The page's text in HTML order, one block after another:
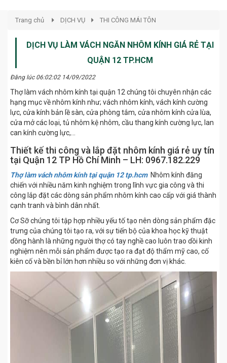
Trang chủ DỊCH VỤ THI CÔNG MÁI TÔN
DỊCH VỤ LÀM VÁCH NGĂN NHÔM KÍNH GIÁ RẺ TẠI
QUẬN 12 TP.HCM
Đăng lúc 06:02:02 14/09/2022
Thợ làm vách nhôm kính tại quận 12 chúng tôi chuyên nhận các
hạng mục về nhôm kính như; vách nhôm kính, vách kính cường
lực, cửa kính bản lề sàn, cửa phòng tắm, cửa nhôm kính cửa lùa,
cửa mở các loại, tủ nhôm kệ nhôm, cầu thang kính cường lực, lan
can kính cường lực,...
Thiết kế thi công và lắp đặt nhôm kính giá rẻ uy tín
tại Quận 12 TP Hồ Chí Minh – LH: 0967.182.229
Thợ làm vách nhôm kính tại quận 12 tp.hcm Nhôm kính đăng
chiến với nhiều năm kinh nghiệm trong lĩnh vực gia công và thi
công lắp đặt các dòng sản phẩm nhôm kính cao cấp với giá thành
cạnh tranh và bình dân nhất.
Cơ Sỡ chúng tôi tập hợp nhiều yếu tố tạo nên dòng sản phẩm đặc
trưng của chúng tôi tạo ra, với sự tiến bộ của khoa học kỹ thuật
dồng hành là những người thợ có tay nghề cao luôn trao dồi kinh
nghiệm nên mỗi sản phẩm được tạo ra đạt độ thẩm mỹ cao, cố
kiên cố và bền bỉ lớn hơn nhiều so với những đơn vị khác.